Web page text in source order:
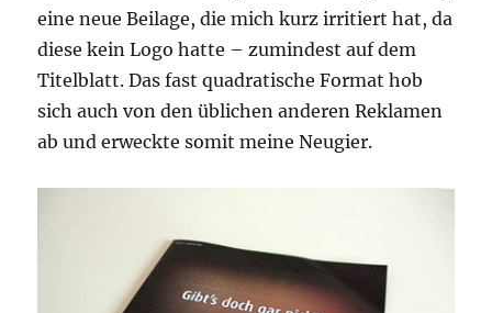
eine neue Beilage, die mich kurz irritiert hat, da
diese kein Logo hatte – zumindest auf dem
Titelblatt. Das fast quadratische Format hob
sich auch von den üblichen anderen Reklamen
ab und erweckte somit meine Neugier.